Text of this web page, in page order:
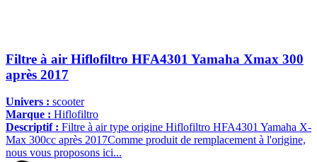
Filtre à air Hiflofiltro HFA4301 Yamaha Xmax 300
après 2017
Univers : scooter
Marque : Hiflofiltro
Descriptif : Filtre à air type origine Hiflofiltro HFA4301 Yamaha X-
Max 300cc après 2017Comme produit de remplacement à l'origine,
nous vous proposons ici...